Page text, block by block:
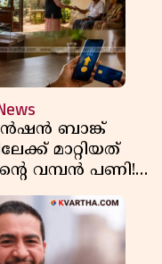
ബാങ്ക്
മാറ്റിയത്
വമ്പൻ പണി!
വലിയ തിരിച്ചടി
ജനകീയ